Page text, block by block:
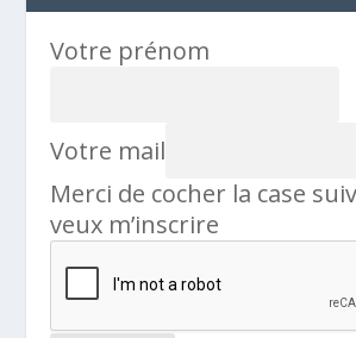
Votre prénom
Votre mail
Merci de cocher la case
veux m’inscrire